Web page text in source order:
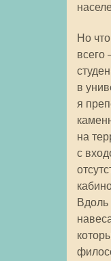
Но
всего
в
я
на
с
Вдоль